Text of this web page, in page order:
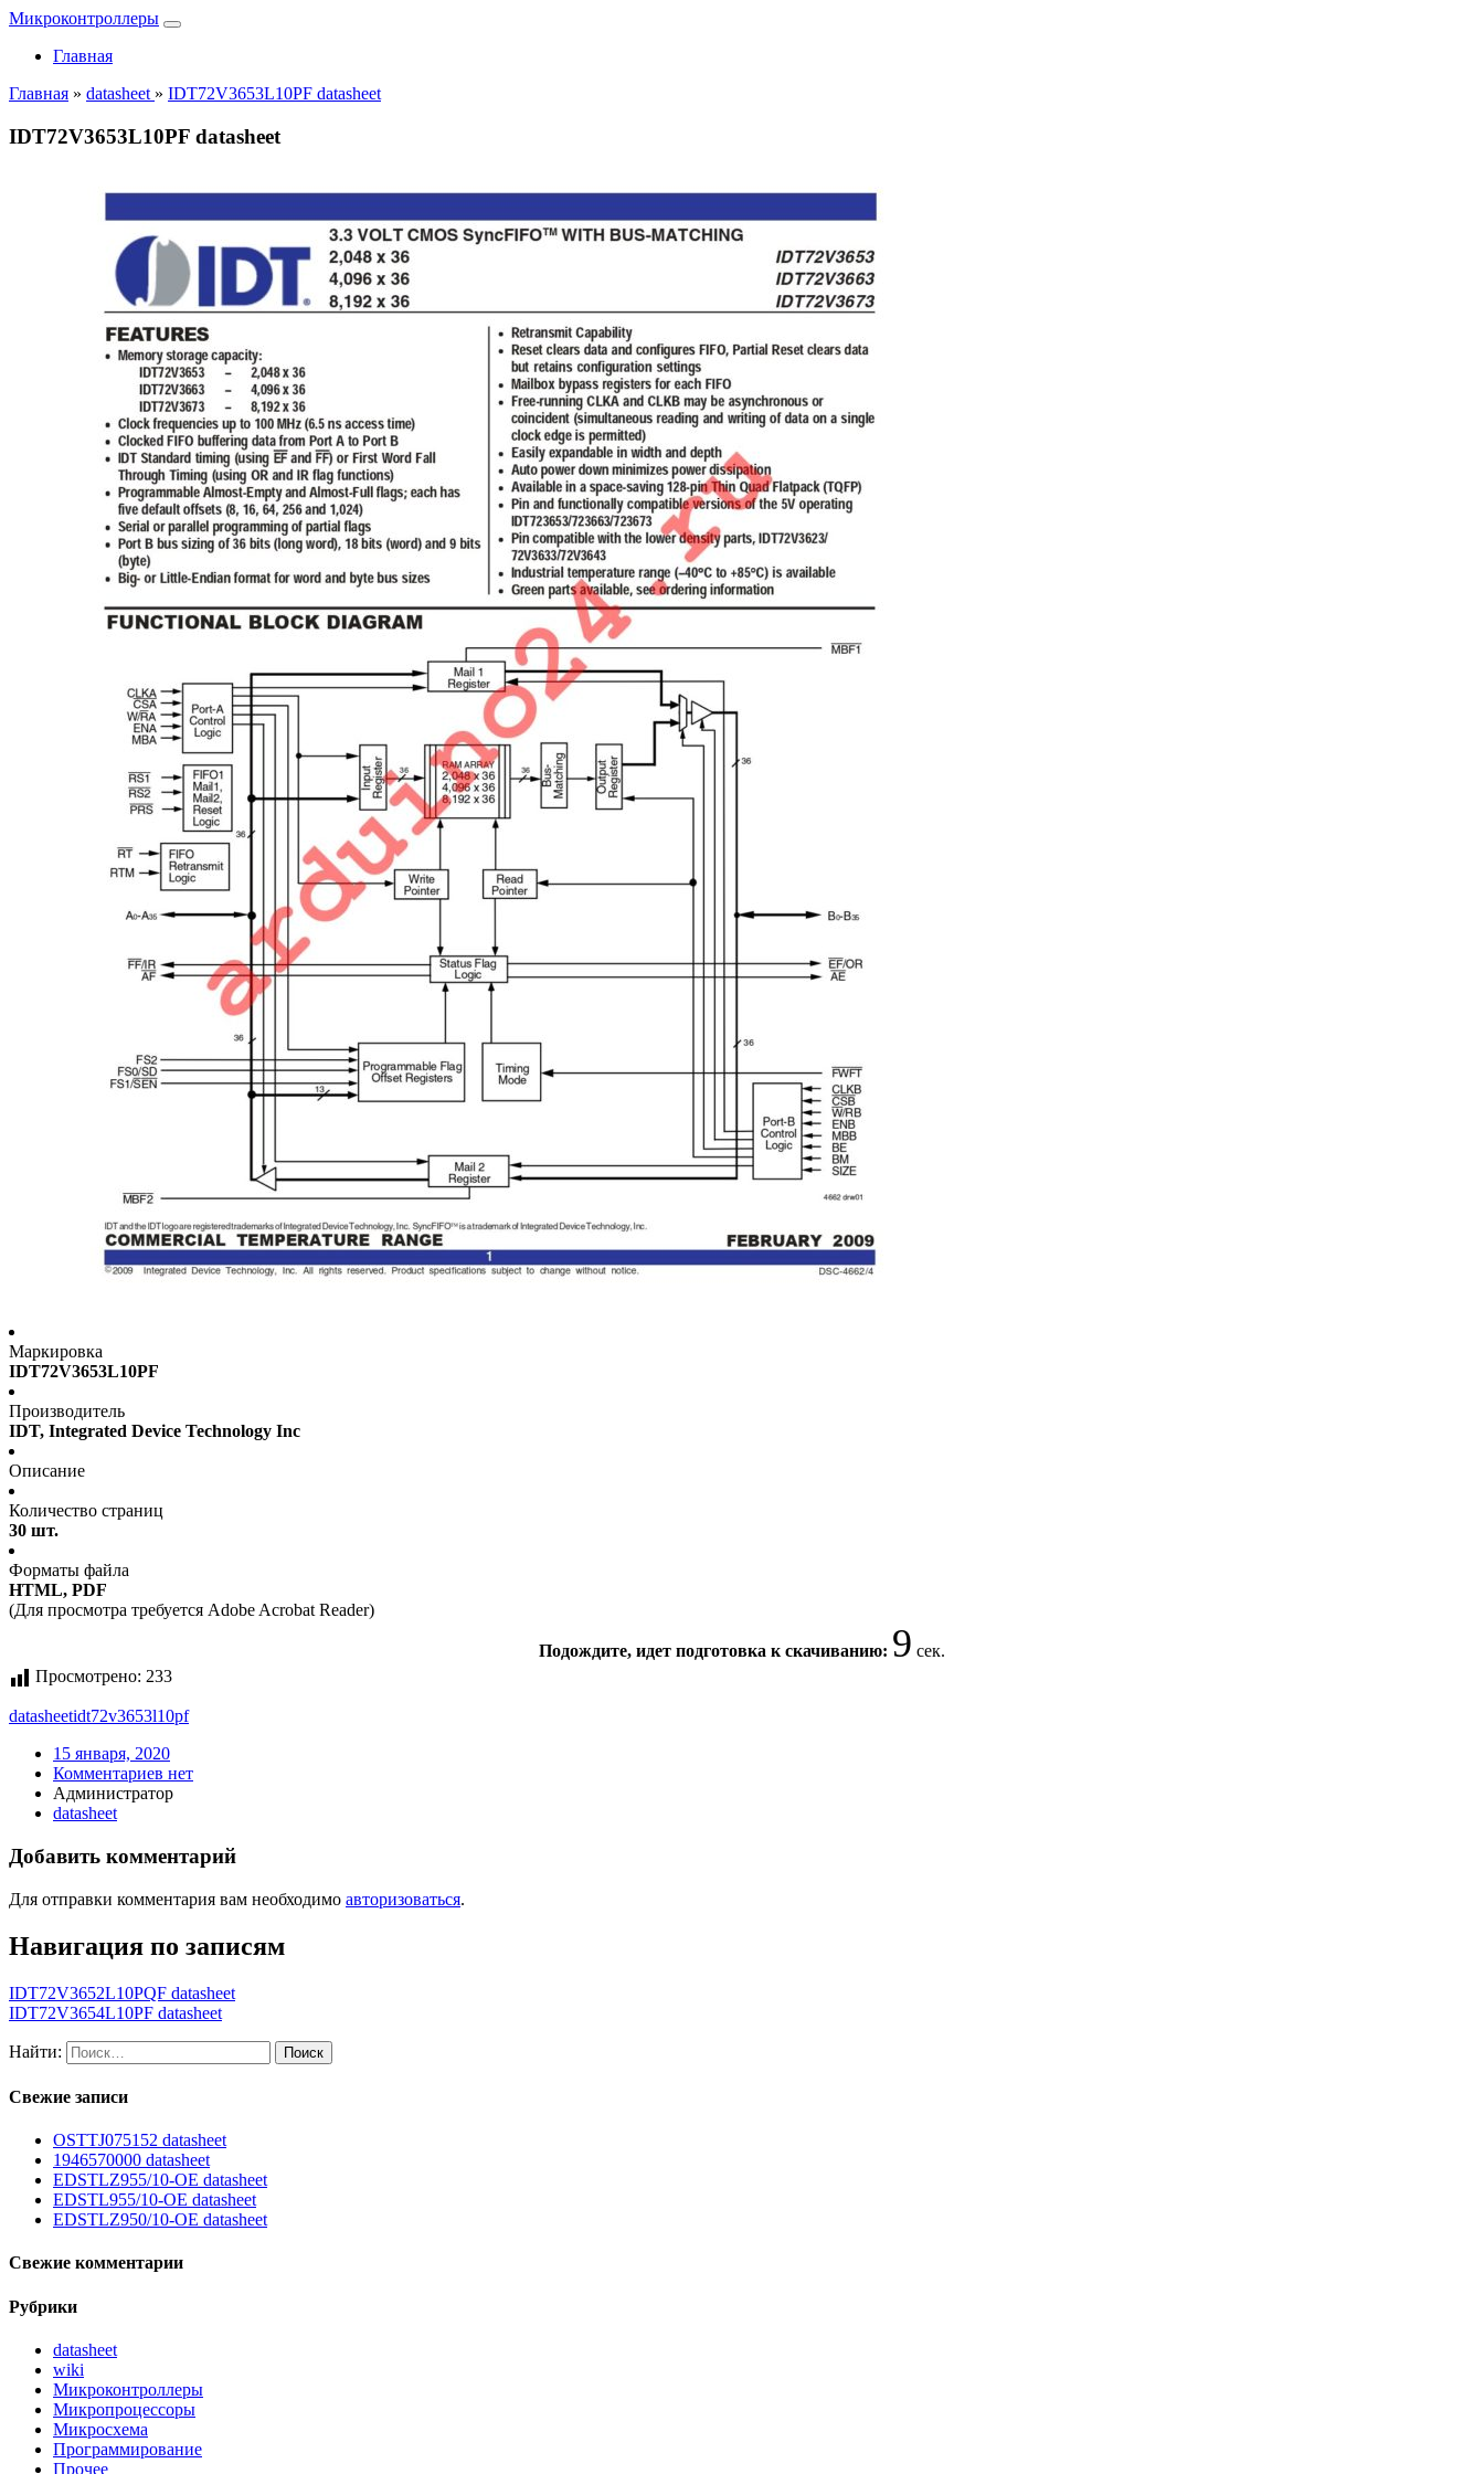
Микроконтроллеры
Главная
Главная » datasheet » IDT72V3653L10PF datasheet
IDT72V3653L10PF datasheet
Маркировка
IDT72V3653L10PF
Производитель
IDT, Integrated Device Technology Inc
Описание
Количество страниц
30 шт.
Форматы файла
HTML, PDF
(Для просмотра требуется Adobe Acrobat Reader)
Подождите, идет подготовка к скачиванию: 9 сек.
Просмотрено: 233
datasheetidt72v3653l10pf
15 января, 2020
Комментариев нет
Администратор
datasheet
Добавить комментарий
Для отправки комментария вам необходимо авторизоваться.
Навигация по записям
IDT72V3652L10PQF datasheet
IDT72V3654L10PF datasheet
Найти:
Свежие записи
OSTTJ075152 datasheet
1946570000 datasheet
EDSTLZ955/10-OE datasheet
EDSTL955/10-OE datasheet
EDSTLZ950/10-OE datasheet
Свежие комментарии
Рубрики
datasheet
wiki
Микроконтроллеры
Микропроцессоры
Микросхема
Программирование
Прочее